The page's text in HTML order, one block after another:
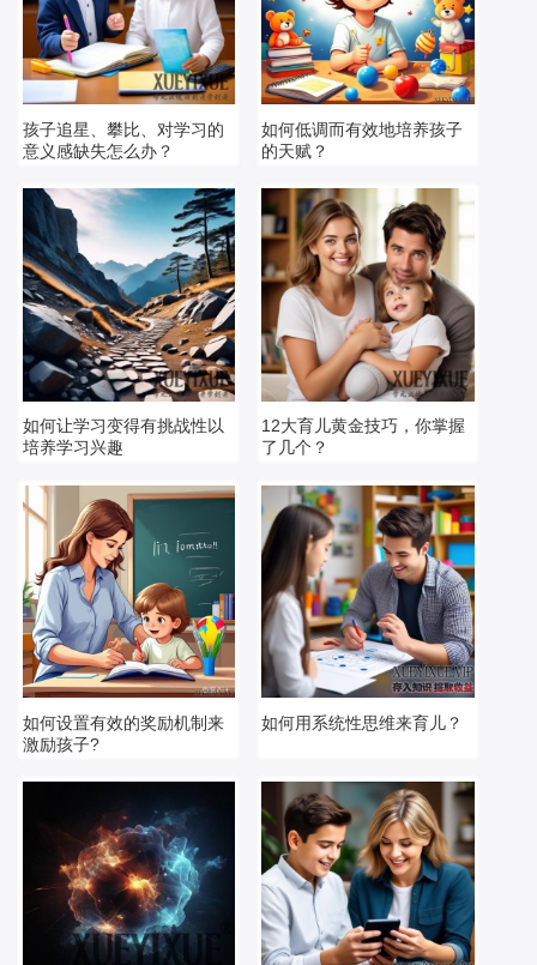
孩子追星、攀比、对学习的
意义感缺失怎么办？
如何低调而有效地培养孩子
的天赋？
如何让学习变得有挑战性以
培养学习兴趣
12大育儿黄金技巧，你掌握
了几个？
如何设置有效的奖励机制来
激励孩子?
如何用系统性思维来育儿？